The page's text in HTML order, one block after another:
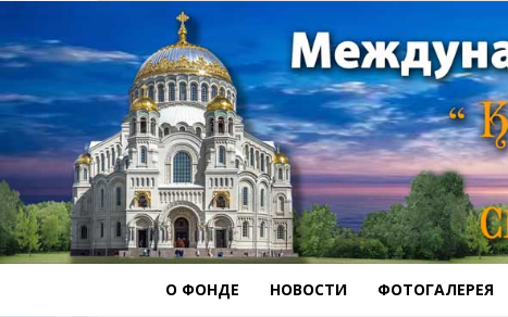
О ФОНДЕ НОВОСТИ ФОТОГАЛЕРЕЯ